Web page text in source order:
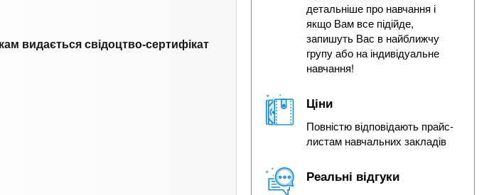
видається свідоцтво-сертифікат
детальніше про навчання і
якщо Вам все підійде,
запишуть Вас в найближчу
групу або на індивідуальне
навчання!
Ціни
Повністю відповідають прайс-
листам навчальних закладів
Реальні відгуки